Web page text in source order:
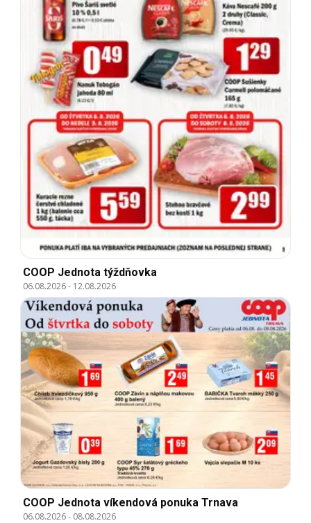
COOP Jednota týždňovka
06.08.2026- 12.08.2026
COOP Jednota víkendová ponuka Trnava
06.08.2026- 08.08.2026